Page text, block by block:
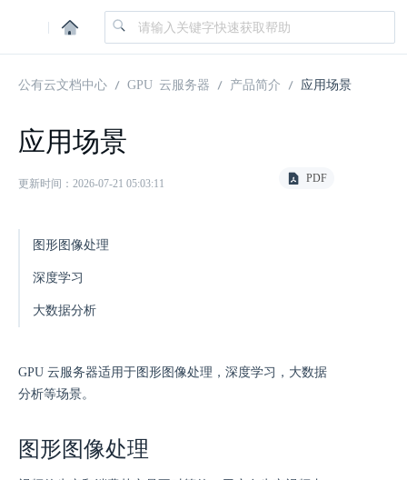
|
公有云文档中心 GPU 云服务器 产品简介 应用场景
应用场景
更新时间：2026-07-21 05:03:11 PDF
图形图像处理
深度学习
大数据分析
GPU 云服务器适用于图形图像处理，深度学习，大数据
分析等场景。
图形图像处理